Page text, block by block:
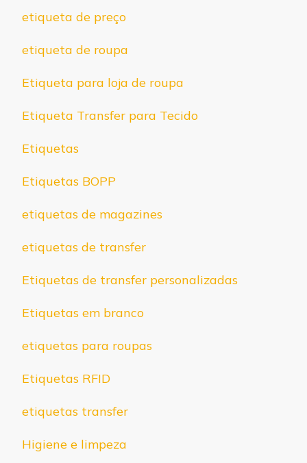
etiqueta de preço
etiqueta de roupa
Etiqueta para loja de roupa
Etiqueta Transfer para Tecido
Etiquetas
Etiquetas BOPP
etiquetas de magazines
etiquetas de transfer
Etiquetas de transfer personalizadas
Etiquetas em branco
etiquetas para roupas
Etiquetas RFID
etiquetas transfer
Higiene e limpeza